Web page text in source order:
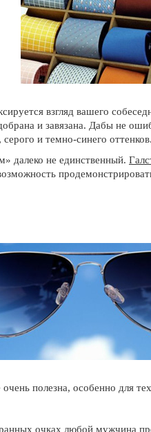
взгляд вашего
и завязана. Дабы не
и темно-синего оттенков.
далеко не единственный.
полезна, особенно для
очках любой мужчина